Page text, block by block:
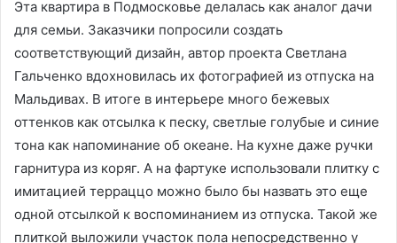
Эта квартира в Подмосковье делалась как аналог дачи
для семьи. Заказчики попросили создать
соответствующий дизайн, автор проекта Светлана
Гальченко вдохновилась их фотографией из отпуска на
Мальдивах. В итоге в интерьере много бежевых
оттенков как отсылка к песку, светлые голубые и синие
тона как напоминание об океане. На кухне даже ручки
гарнитура из коряг. А на фартуке использовали плитку с
имитацией терраццо можно было бы назвать это еще
одной отсылкой к воспоминанием из отпуска. Такой же
плиткой выложили участок пола непосредственно у